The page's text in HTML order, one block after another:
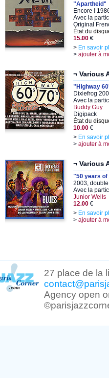
"Apartheid"
Encore !
Avec la
Original
État du
15.00 €
> En savoir
> ajouter à
¬ Various
"Highway
Dixiefrog
Avec la
Buddy Guy
Digipack
État du
10.00 €
> En savoir
> ajouter à
¬ Various
"50 years of
2003,
Avec la
Junior Wells
12.00 €
> En savoir
> ajouter à
27 place de la
Agency open